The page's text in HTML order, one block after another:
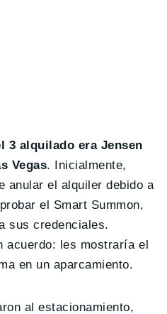
3 alquilado era Jensen
Vegas. Inicialmente,
anular el alquiler debido a
el Smart Summon,
sus credenciales.
acuerdo: les mostraría el
en un aparcamiento.
al estacionamiento,